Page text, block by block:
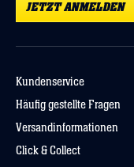
JETZT ANMELDEN
Kundenservice
Häufig gestellte Fragen
Versandinformationen
Click & Collect